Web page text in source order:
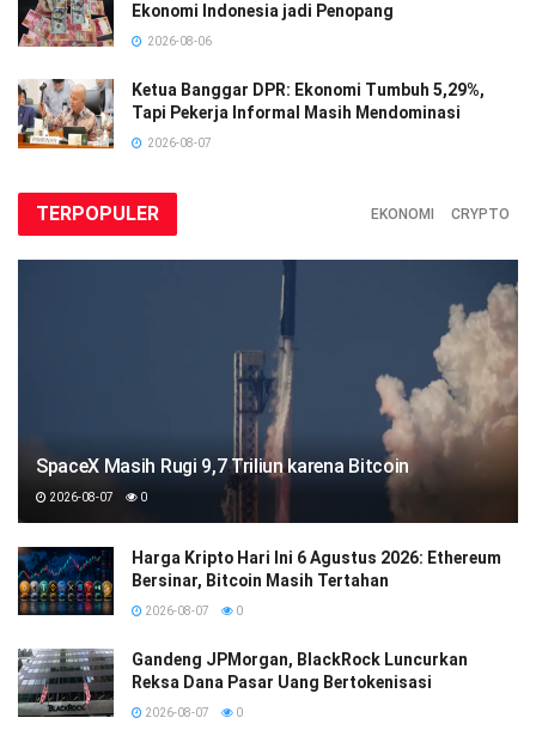
Ekonomi Indonesia jadi Penopang
2026-08-06
Ketua Banggar DPR: Ekonomi Tumbuh 5,29%,
Tapi Pekerja Informal Masih Mendominasi
2026-08-07
TERPOPULER EKONOMI CRYPTO
SpaceX Masih Rugi 9,7 Triliun karena Bitcoin
2026-08-07 0
Harga Kripto Hari Ini 6 Agustus 2026: Ethereum
Bersinar, Bitcoin Masih Tertahan
2026-08-07 0
Gandeng JPMorgan, BlackRock Luncurkan
Reksa Dana Pasar Uang Bertokenisasi
2026-08-07 0